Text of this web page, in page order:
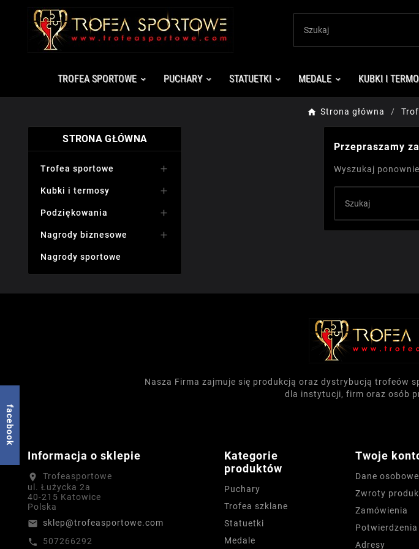
TROFEA SPORTOWE PUCHARY STATUETKI MEDALE KUBKI I
Strona główna
STRONA GŁÓWNA
Trofea sportowe 
Kubki i termosy 
Podziękowania 
Nagrody biznesowe 
Nagrody sportowe
Przepraszamy
Wyszukaj
Nasza Firma zajmuje się produkcją oraz dystrybucją trofeów
dla instytucji, firm oraz osób
Informacja o sklepie
location_on
Trofeasportowe
ul. Łużycka 2a
40-215 Katowice
Polska
email sklep@trofeasportowe.com
call 507266292
Kategorie
produktów
Puchary
Trofea szklane
Statuetki
Medale
Twoje
Dane osobowe
Zwroty
Zamówienia
Adresy
facebook